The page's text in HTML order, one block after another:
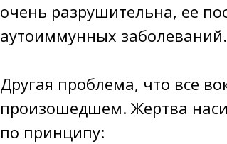
очень разрушительна, ее
аутоиммунных заболеваний.
Другая проблема, что все
произошедшем. Жертва
по принципу: